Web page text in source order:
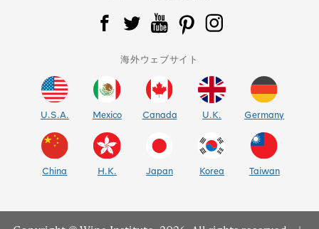
海外ウェブサイト
U.S.A. Mexico Canada U.K. Germany
China H.K. Japan Korea Taiwan